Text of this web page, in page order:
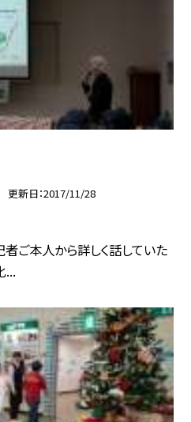
更新日 2017/11/28
ご本人から詳しく話していた
...